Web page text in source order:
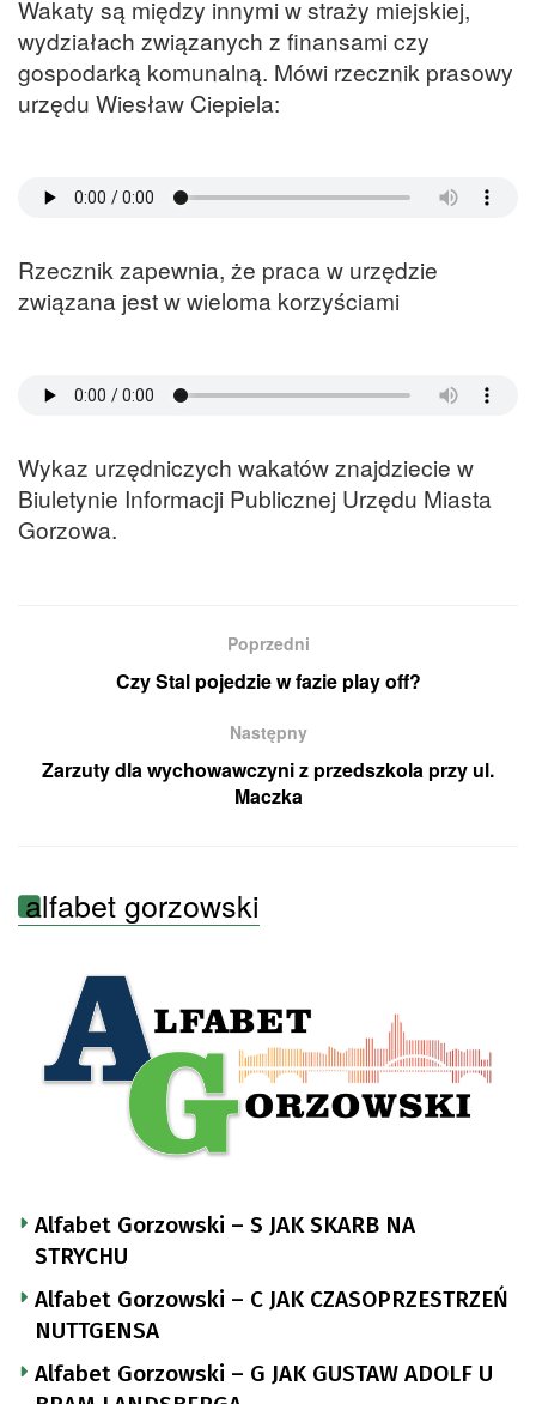
Wakaty są między innymi w straży miejskiej,
wydziałach związanych z finansami czy
gospodarką komunalną. Mówi rzecznik prasowy
urzędu Wiesław Ciepiela:
Rzecznik zapewnia, że praca w urzędzie
związana jest w wieloma korzyściami
Wykaz urzędniczych wakatów znajdziecie w
Biuletynie Informacji Publicznej Urzędu Miasta
Gorzowa.
Poprzedni
Czy Stal pojedzie w fazie play off?
Następny
Zarzuty dla wychowawczyni z przedszkola przy ul.
Maczka
alfabet gorzowski
Alfabet Gorzowski – S JAK SKARB NA
STRYCHU
Alfabet Gorzowski – C JAK CZASOPRZESTRZEŃ
NUTTGENSA
Alfabet Gorzowski – G JAK GUSTAW ADOLF U